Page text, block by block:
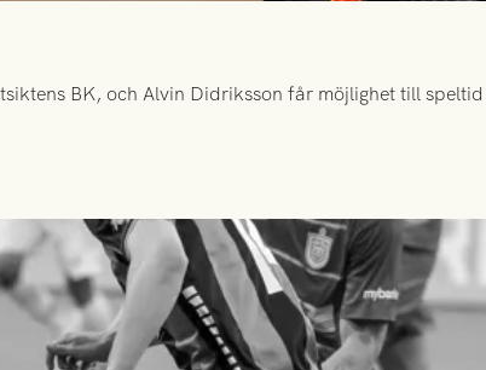
BK, och Alvin Didriksson får möjlighet till